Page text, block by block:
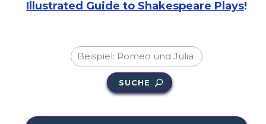
Illustrated Guide to Shakespeare Plays!
SUCHE